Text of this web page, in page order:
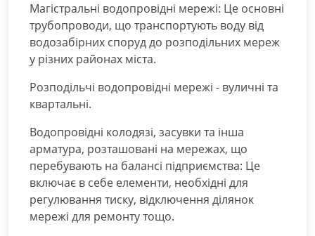
Магістральні водопровідні мережі: Це основні
трубопроводи, що транспортують воду від
водозабірних споруд до розподільних мереж
у різних районах міста.
Розподільчі водопровідні мережі - вуличні та
квартальні.
Водопровідні колодязі, засувки та інша
арматура, розташовані на мережах, що
перебувають на балансі підприємства: Це
включає в себе елементи, необхідні для
регулювання тиску, відключення ділянок
мережі для ремонту тощо.